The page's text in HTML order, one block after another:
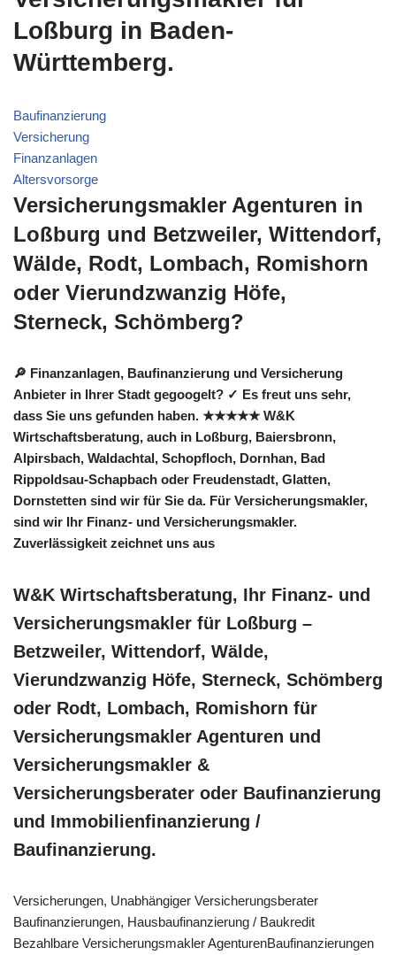
Loßburg in Baden-
Württemberg.
Baufinanzierung
Versicherung
Finanzanlagen
Altersvorsorge
Versicherungsmakler Agenturen in
Loßburg und Betzweiler, Wittendorf,
Wälde, Rodt, Lombach, Romishorn
oder Vierundzwanzig Höfe,
Sterneck, Schömberg?
🔎 Finanzanlagen, Baufinanzierung und Versicherung
Anbieter in Ihrer Stadt gegoogelt? ✓ Es freut uns sehr,
dass Sie uns gefunden haben. ★★★★★ W&K
Wirtschaftsberatung, auch in Loßburg, Baiersbronn,
Alpirsbach, Waldachtal, Schopfloch, Dornhan, Bad
Rippoldsau-Schapbach oder Freudenstadt, Glatten,
Dornstetten sind wir für Sie da. Für Versicherungsmakler,
sind wir Ihr Finanz- und Versicherungsmakler.
Zuverlässigkeit zeichnet uns aus
W&K Wirtschaftsberatung, Ihr Finanz- und
Versicherungsmakler für Loßburg –
Betzweiler, Wittendorf, Wälde,
Vierundzwanzig Höfe, Sterneck, Schömberg
oder Rodt, Lombach, Romishorn für
Versicherungsmakler Agenturen und
Versicherungsmakler &
Versicherungsberater oder Baufinanzierung
und Immobilienfinanzierung /
Baufinanzierung.
Versicherungen, Unabhängiger Versicherungsberater
Baufinanzierungen, Hausbaufinanzierung / Baukredit
Bezahlbare Versicherungsmakler AgenturenBaufinanzierungen